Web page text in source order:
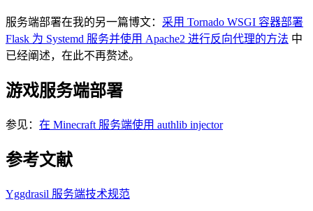
服务端部署在我的另一篇博文： 采用 Tornado WSGI 容器部署
Flask 为 Systemd 服务并使用 Apache2 进行反向代理的方法 中
已经阐述，在此不再赘述。
游戏服务端部署
参见： 在 Minecraft 服务端使用 authlib injector
参考文献
Yggdrasil 服务端技术规范